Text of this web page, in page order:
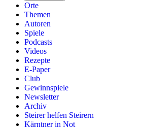
Orte
Themen
Autoren
Spiele
Podcasts
Videos
Rezepte
E-Paper
Club
Gewinnspiele
Newsletter
Archiv
Steirer helfen Steirern
Kärntner in Not